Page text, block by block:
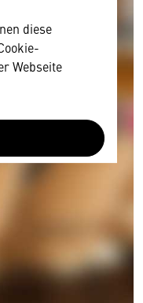
diese
Webseite